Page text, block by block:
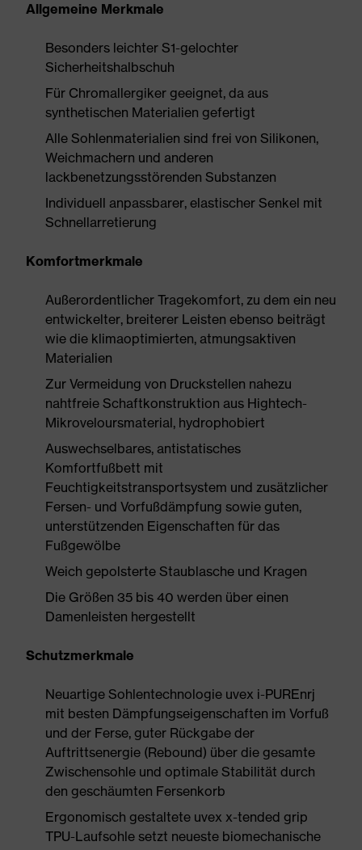
Allgemeine Merkmale
Besonders leichter S1-gelochter
Sicherheitshalbschuh
Für Chromallergiker geeignet, da aus
synthetischen Materialien gefertigt
Alle Sohlenmaterialien sind frei von Silikonen,
Weichmachern und anderen
lackbenetzungsstörenden Substanzen
Individuell anpassbarer, elastischer Senkel mit
Schnellarretierung
Komfortmerkmale
Außerordentlicher Tragekomfort, zu dem ein neu
entwickelter, breiterer Leisten ebenso beiträgt
wie die klimaoptimierten, atmungsaktiven
Materialien
Zur Vermeidung von Druckstellen nahezu
nahtfreie Schaftkonstruktion aus Hightech-
Mikroveloursmaterial, hydrophobiert
Auswechselbares, antistatisches
Komfortfußbett mit
Feuchtigkeitstransportsystem und zusätzlicher
Fersen- und Vorfußdämpfung sowie guten,
unterstützenden Eigenschaften für das
Fußgewölbe
Weich gepolsterte Staublasche und Kragen
Die Größen 35 bis 40 werden über einen
Damenleisten hergestellt
Schutzmerkmale
Neuartige Sohlentechnologie uvex i-PUREnrj
mit besten Dämpfungseigenschaften im Vorfuß
und der Ferse, guter Rückgabe der
Auftrittsenergie (Rebound) über die gesamte
Zwischensohle und optimale Stabilität durch
den geschäumten Fersenkorb
Ergonomisch gestaltete uvex x-tended grip
TPU-Laufsohle setzt neueste biomechanische